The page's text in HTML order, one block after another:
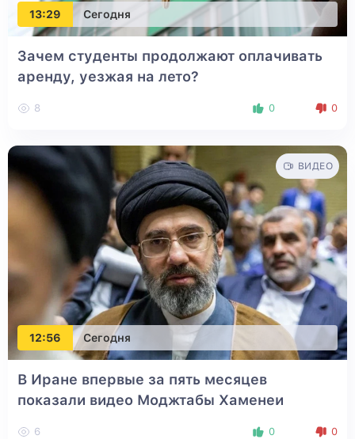
13:29 Сегодня
Зачем студенты продолжают оплачивать
аренду, уезжая на лето?
8 0 0
12:56 Сегодня
ВИДЕО
В Иране впервые за пять месяцев
показали видео Моджтабы Хаменеи
6 0 0